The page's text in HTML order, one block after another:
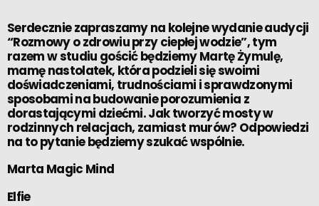
Serdecznie zapraszamy na kolejne wydanie audycji
“Rozmowy o zdrowiu przy ciepłej wodzie”, tym
razem w studiu gościć będziemy Martę Żymulę,
mamę nastolatek, która podzieli się swoimi
doświadczeniami, trudnościami i sprawdzonymi
sposobami na budowanie porozumienia z
dorastającymi dziećmi. Jak tworzyć mosty w
rodzinnych relacjach, zamiast murów? Odpowiedzi
na to pytanie będziemy szukać wspólnie.
Marta Magic Mind
Elfie